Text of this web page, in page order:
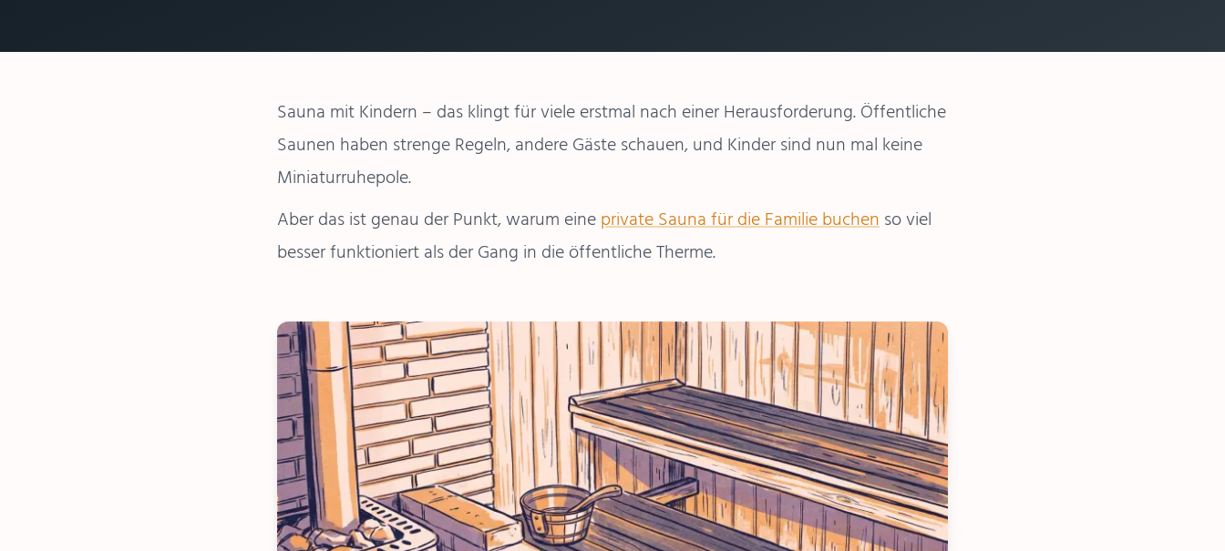
Sauna mit Kindern – das klingt für viele erstmal nach einer Herausforderung. Öffentliche
Saunen haben strenge Regeln, andere Gäste schauen, und Kinder sind nun mal keine
Miniaturruhepole.
Aber das ist genau der Punkt, warum eine private Sauna für die Familie buchen so viel
besser funktioniert als der Gang in die öffentliche Therme.